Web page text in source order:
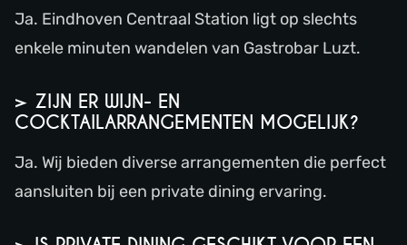
Ja. Eindhoven Centraal Station ligt op slechts
enkele minuten wandelen van Gastrobar Luzt.
> ZIJN ER WIJN- EN
COCKTAILARRANGEMENTEN MOGELIJK?
Ja. Wij bieden diverse arrangementen die perfect
aansluiten bij een private dining ervaring.